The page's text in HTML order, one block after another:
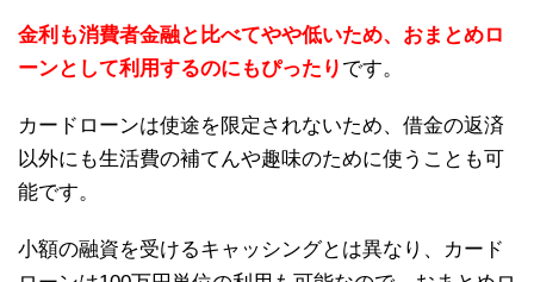
金利も消費者金融と比べてやや低いため、おまとめロ
ーンとして利用するのにもぴったり です。
カードローンは使途を限定されないため、借金の返済
以外にも生活費の補てんや趣味のために使うことも可
能です。
小額の融資を受けるキャッシングとは異なり、カード